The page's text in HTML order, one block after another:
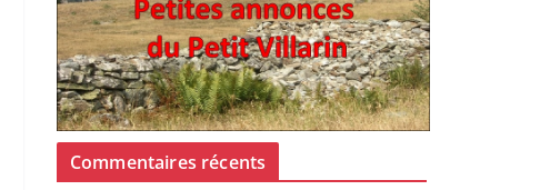
Commentaires récents